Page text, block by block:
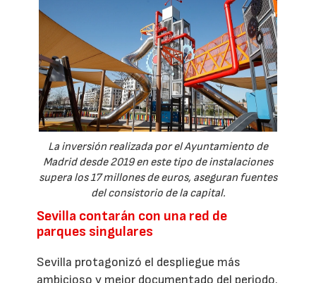
La inversión realizada por el Ayuntamiento de
Madrid desde 2019 en este tipo de instalaciones
supera los 17 millones de euros, aseguran fuentes
del consistorio de la capital.
Sevilla contarán con una red de
parques singulares
Sevilla protagonizó el despliegue más